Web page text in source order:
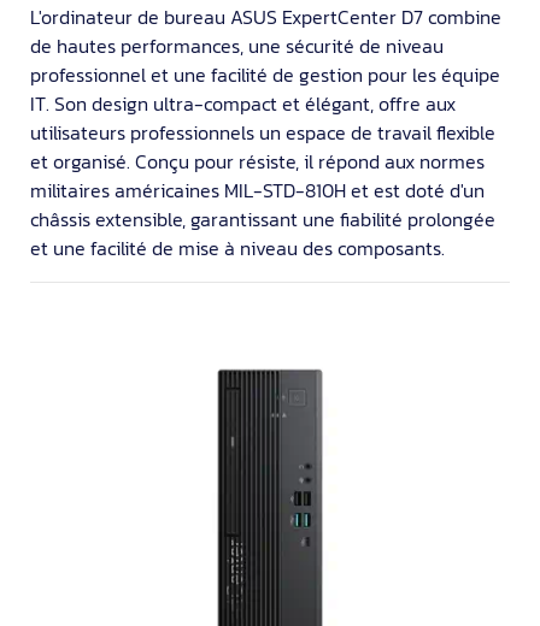
L'ordinateur de bureau ASUS ExpertCenter D7 combine
de hautes performances, une sécurité de niveau
professionnel et une facilité de gestion pour les équipe
IT. Son design ultra-compact et élégant, offre aux
utilisateurs professionnels un espace de travail flexible
et organisé. Conçu pour résiste, il répond aux normes
militaires américaines MIL-STD-810H et est doté d'un
châssis extensible, garantissant une fiabilité prolongée
et une facilité de mise à niveau des composants.